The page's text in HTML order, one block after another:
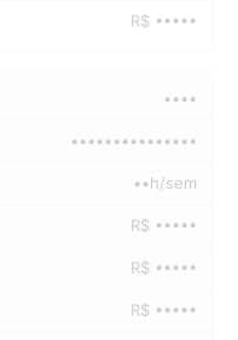
R$ •••••
••••
•••••••••••••••
••h/sem
R$ •••••
R$ •••••
R$ •••••